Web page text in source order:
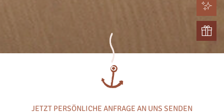
JETZT PERSÖNLICHE ANFRAGE AN UNS SENDEN